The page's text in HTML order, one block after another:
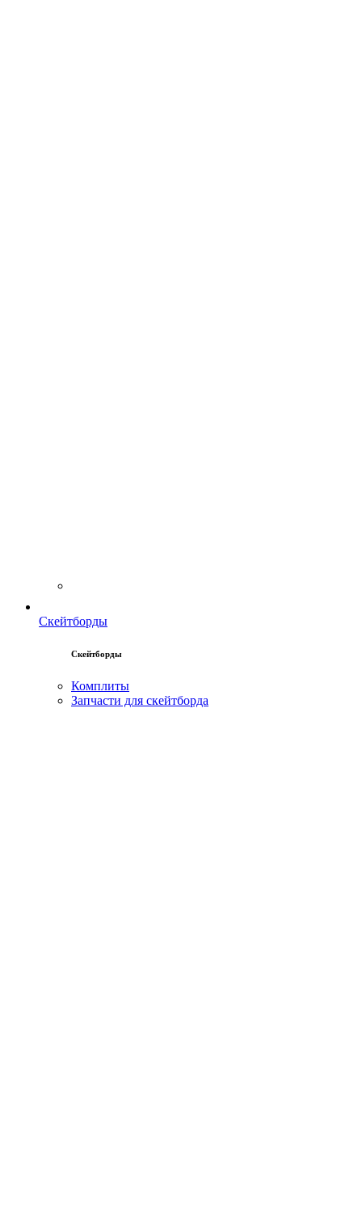
Скейтборды
Скейтборды
Комплиты
Запчасти для скейтборда